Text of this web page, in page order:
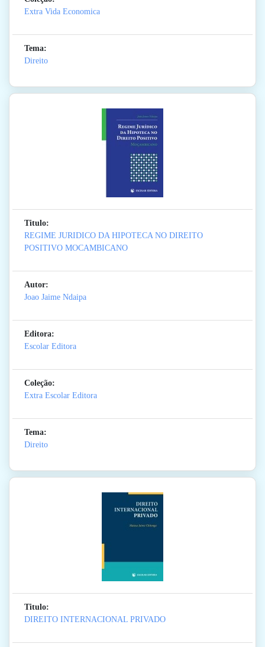
Extra Vida Economica
Tema:
Direito
Titulo:
REGIME JURIDICO DA HIPOTECA NO DIREITO
POSITIVO MOCAMBICANO
Autor:
Joao Jaime Ndaipa
Editora:
Escolar Editora
Coleção:
Extra Escolar Editora
Tema:
Direito
Titulo:
DIREITO INTERNACIONAL PRIVADO